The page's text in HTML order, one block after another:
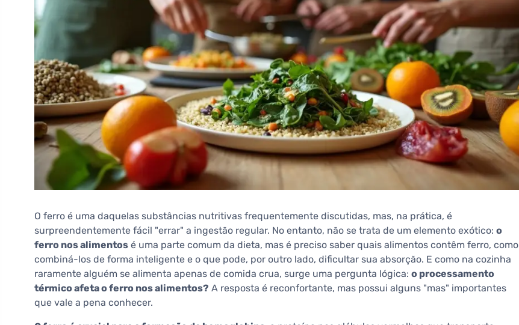
O ferro é uma daquelas substâncias nutritivas frequentemente discutidas, mas, na prática, é
surpreendentemente fácil "errar" a ingestão regular. No entanto, não se trata de um elemento exótico: o
ferro nos alimentos é uma parte comum da dieta, mas é preciso saber quais alimentos contêm ferro, como
combiná-los de forma inteligente e o que pode, por outro lado, dificultar sua absorção. E como na cozinha
raramente alguém se alimenta apenas de comida crua, surge uma pergunta lógica: o processamento
térmico afeta o ferro nos alimentos? A resposta é reconfortante, mas possui alguns "mas" importantes
que vale a pena conhecer.